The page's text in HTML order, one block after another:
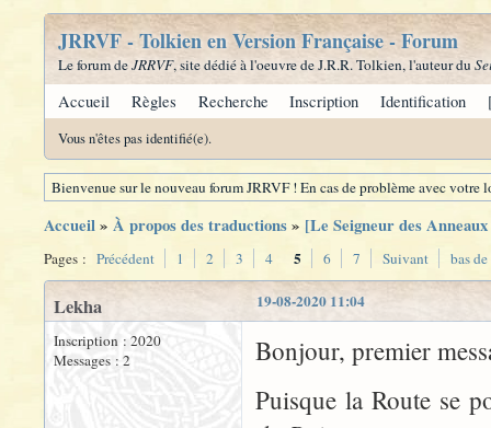
JRRVF - Tolkien en Version Française - Forum
Le forum deJRRVF, site dédié à l'oeuvre de J.R.R. Tolkien, l'auteur du
Accueil Règles Recherche Inscription Identification
Vous n'êtes pas identifié(e).
Bienvenue sur le nouveau forum JRRVF ! En cas de problème avec
Accueil» À propos des traductions» [Le Seigneur des
Pages : Précédent 1 2 3 4 5 6 7 Suivant bas
19-08-2020 11:04
Lekha
Inscription : 2020
Messages : 2
Bonjour, premier
Puisque la Route se